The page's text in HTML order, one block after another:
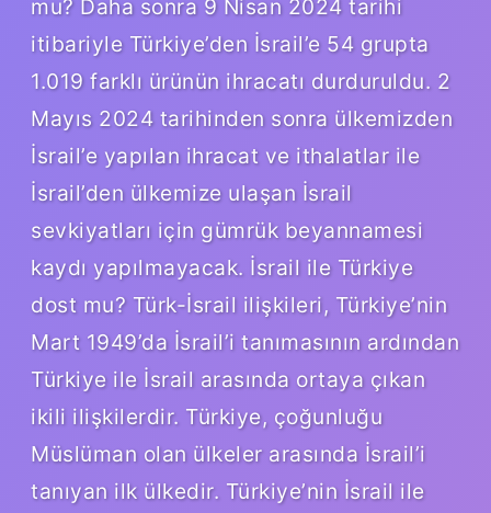
mu? Daha sonra 9 Nisan 2024 tarihi
itibariyle Türkiye’den İsrail’e 54 grupta
1.019 farklı ürünün ihracatı durduruldu. 2
Mayıs 2024 tarihinden sonra ülkemizden
İsrail’e yapılan ihracat ve ithalatlar ile
İsrail’den ülkemize ulaşan İsrail
sevkiyatları için gümrük beyannamesi
kaydı yapılmayacak. İsrail ile Türkiye
dost mu? Türk-İsrail ilişkileri, Türkiye’nin
Mart 1949’da İsrail’i tanımasının ardından
Türkiye ile İsrail arasında ortaya çıkan
ikili ilişkilerdir. Türkiye, çoğunluğu
Müslüman olan ülkeler arasında İsrail’i
tanıyan ilk ülkedir. Türkiye’nin İsrail ile